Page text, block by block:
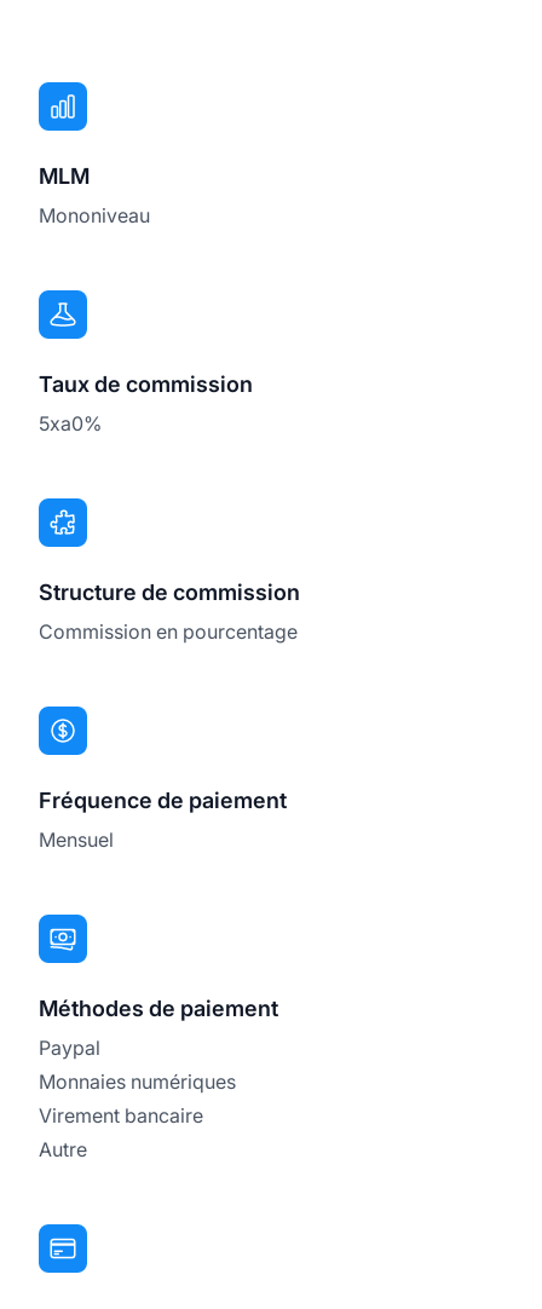
MLM
Mononiveau
Taux de commission
5xa0%
Structure de commission
Commission en pourcentage
Fréquence de paiement
Mensuel
Méthodes de paiement
Paypal
Monnaies numériques
Virement bancaire
Autre